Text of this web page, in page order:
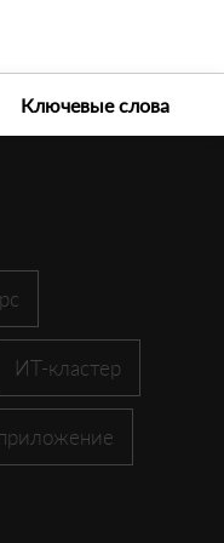
Ключевые слова
ИТ-кластер